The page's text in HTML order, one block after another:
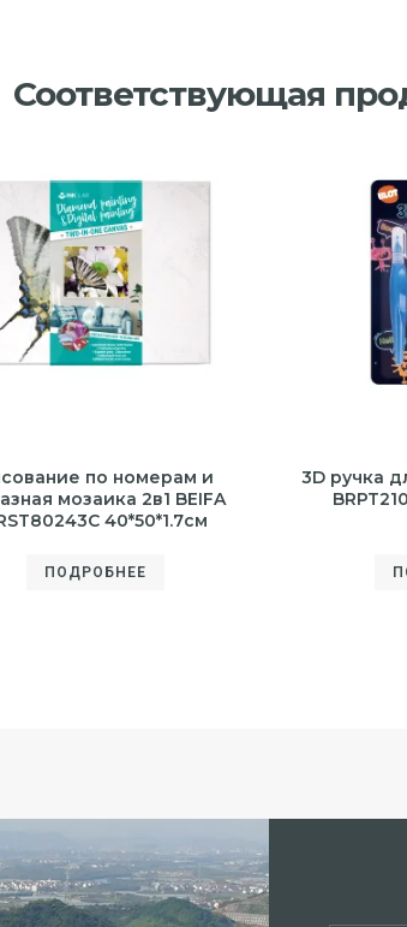
Соответствующая
по номерам и
мозаика 2в1 BEIFA
40*50*1.7см
ПОДРОБНЕЕ
3D ручка